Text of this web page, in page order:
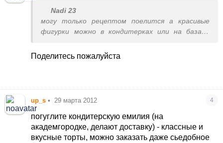
Nadi 23
могу только рецептом поелится а красивые
фигурки можно в кондитерках или на базаре
Поделитесь пожалуйста
up_s • 29 марта 2012 4
погуглите кондитерскую емилия (на
академгородке, делают доставку) - классные и
вкусные торты, можно заказать даже сьедобное